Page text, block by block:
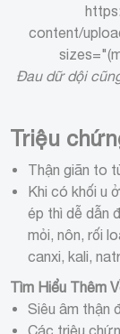
content/
Đau dữ dội
Triệu
Thận giãn to
Khi có khối u
ép thì dễ dẫn
mỏi, nôn, rối
canxi, kali,
Tìm Hiểu Thêm
Siêu âm thận
Các triệu